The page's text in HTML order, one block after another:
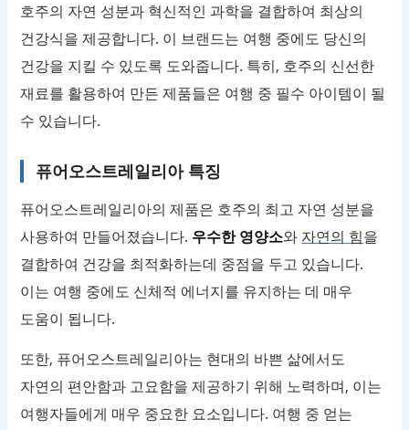
호주의 자연 성분과 혁신적인 과학을 결합하여 최상의
건강식을 제공합니다. 이 브랜드는 여행 중에도 당신의
건강을 지킬 수 있도록 도와줍니다. 특히, 호주의 신선한
재료를 활용하여 만든 제품들은 여행 중 필수 아이템이 될
수 있습니다.
퓨어오스트레일리아 특징
퓨어오스트레일리아의 제품은 호주의 최고 자연 성분을
사용하여 만들어졌습니다. 우수한 영양소와 자연의 힘을
결합하여 건강을 최적화하는데 중점을 두고 있습니다.
이는 여행 중에도 신체적 에너지를 유지하는 데 매우
도움이 됩니다.
또한, 퓨어오스트레일리아는 현대의 바쁜 삶에서도
자연의 편안함과 고요함을 제공하기 위해 노력하며, 이는
여행자들에게 매우 중요한 요소입니다. 여행 중 얻는